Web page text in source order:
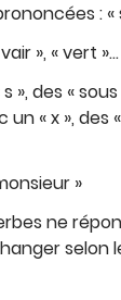
: «
», « vert »…
des « sous
« x », des
»
ne
selon